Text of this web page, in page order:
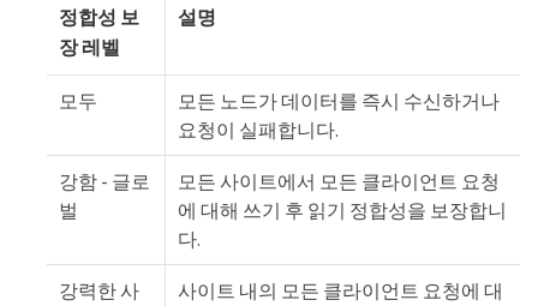
정합성 보
장 레벨
설명
모두
모든 노드가 데이터를 즉시 수신하거나
요청이 실패합니다.
강함 - 글로
벌
모든 사이트에서 모든 클라이언트 요청
에 대해 쓰기 후 읽기 정합성을 보장합니
다.
강력한 사
사이트 내의 모든 클라이언트 요청에 대